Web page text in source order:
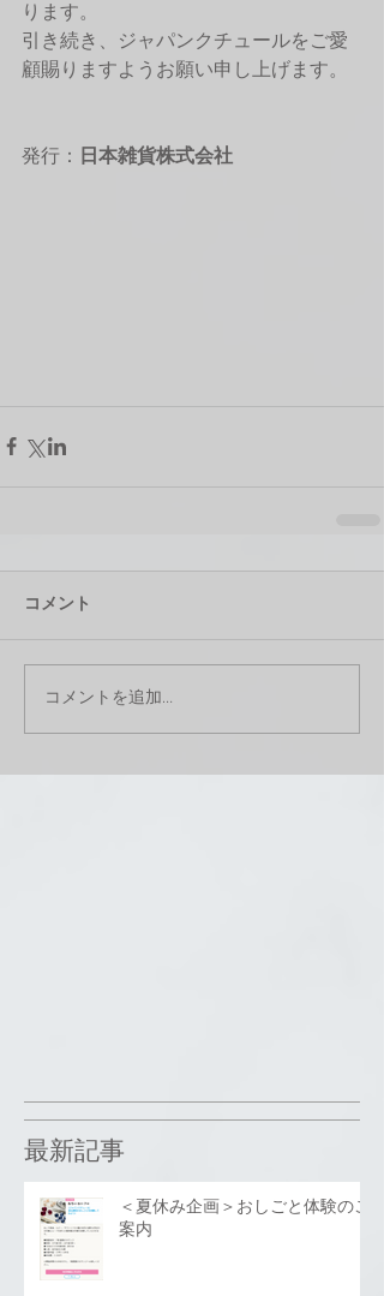
ります。
引き続き、ジャパンクチュールをご愛
顧賜りますようお願い申し上げます。
発行： 日本雑貨株式会社
コメント
コメントを追加…
最新記事
＜夏休み企画＞おしごと体験のご
案内